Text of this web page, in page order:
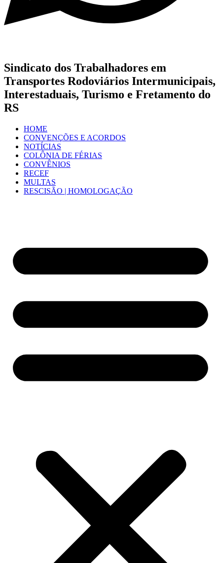
Sindicato dos Trabalhadores em
Transportes Rodoviários Intermunicipais,
Interestaduais, Turismo e Fretamento do
RS
HOME
CONVENÇÕES E ACORDOS
NOTÍCIAS
COLÔNIA DE FÉRIAS
CONVÊNIOS
RECEF
MULTAS
RESCISÃO | HOMOLOGAÇÃO